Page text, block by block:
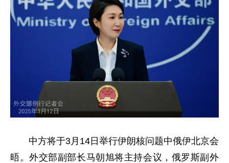
中方将于3月14日举行伊朗核问题中俄伊北京会
晤。外交部副部长马朝旭将主持会议，俄罗斯副外